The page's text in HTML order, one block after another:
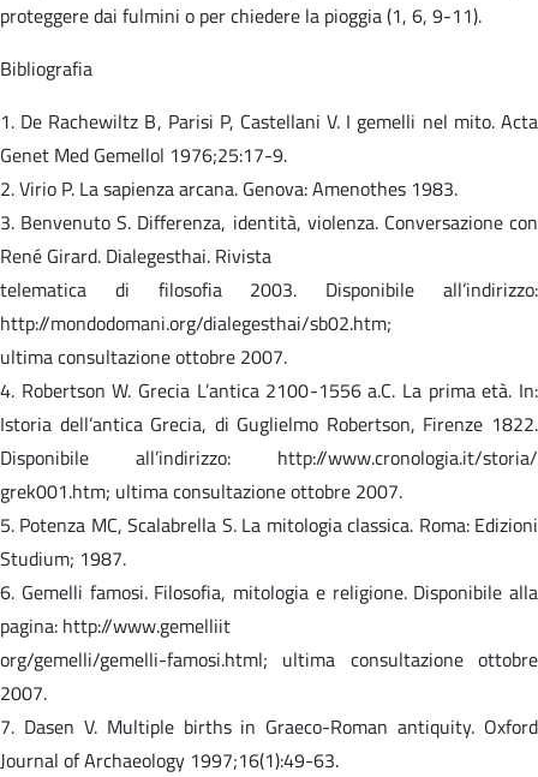
proteggere dai fulmini o per chiedere la pioggia (1, 6, 9-11).
Bibliografia
1. De Rachewiltz B, Parisi P, Castellani V. I gemelli nel mito. Acta
Genet Med Gemellol 1976;25:17-9.
2. Virio P. La sapienza arcana. Genova: Amenothes 1983.
3. Benvenuto S. Differenza, identità, violenza. Conversazione con
René Girard. Dialegesthai. Rivista
telematica di filosofia 2003. Disponibile all’indirizzo:
http://mondodomani.org/dialegesthai/sb02.htm;
ultima consultazione ottobre 2007.
4. Robertson W. Grecia L’antica 2100-1556 a.C. La prima età. In:
Istoria dell’antica Grecia, di Guglielmo Robertson, Firenze 1822.
Disponibile all’indirizzo: http://www.cronologia.it/storia/
grek001.htm; ultima consultazione ottobre 2007.
5. Potenza MC, Scalabrella S. La mitologia classica. Roma: Edizioni
Studium; 1987.
6. Gemelli famosi. Filosofia, mitologia e religione. Disponibile alla
pagina: http://www.gemelliit
org/gemelli/gemelli-famosi.html; ultima consultazione ottobre
2007.
7. Dasen V. Multiple births in Graeco-Roman antiquity. Oxford
Journal of Archaeology 1997;16(1):49-63.